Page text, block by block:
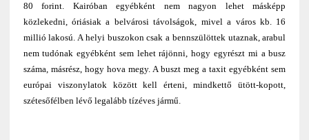
80 forint. Kairóban egyébként nem nagyon lehet másképp
közlekedni, óriásiak a belvárosi távolságok, mivel a város kb. 16
millió lakosú. A helyi buszokon csak a bennszülöttek utaznak, arabul
nem tudónak egyébként sem lehet rájönni, hogy egyrészt mi a busz
száma, másrész, hogy hova megy. A buszt meg a taxit egyébként sem
európai viszonylatok között kell érteni, mindkettő ütött-kopott,
szétesőfélben lévő legalább tízéves jármű.